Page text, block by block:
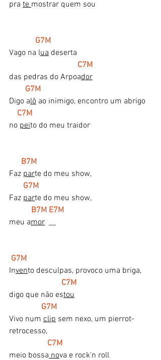
pra te mostrar quem sou
G7M
Vago na lua deserta
C7M
das pedras do Arpoador
G7M
Digo alô ao inimigo, encontro um abrigo
  C7M
no peito do meu traidor
  B7M
Faz parte do meu show,
G7M
Faz parte do meu show,
  B7M E7M
meu amor
G7M
Invento desculpas, provoco uma briga,
C7M
digo que não estou
   G7M
Vivo num clip sem nexo, um pierrot-
retrocesso,
C7M
meio bossa nova e rock'n roll